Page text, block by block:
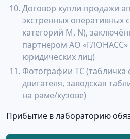
Договор купли-продажи
экстренных оперативных
категорий М, N),
партнером АО «ГЛОНАСС»
юридических лиц)
Фотографии ТС
двигателя, заводская
на раме/кузове)
Прибытие в лабораторию